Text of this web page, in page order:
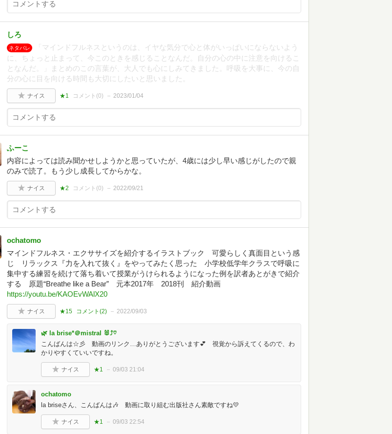
しろ
ネタバレ
「マインドフルネスというのは、イヤな気分で心と体がいっぱいにならないよう
に、ちょっと止まって、今このときを感じることなんだ。自分の心の中に注意を向けるこ
となんだ。」まとめのこの言葉が、大人でも心にしみてきました。呼吸を大事に、今の自
分の心に目を向ける時間も大切にしたいと思いました。
ナイス ★1 コメント(0) 2023/01/04
ふーこ
内容によっては読み聞かせしようかと思っていたが、4歳には少し早い感じがしたので親
のみで読了。もう少し成長してからかな。
ナイス ★2 コメント(0) 2022/09/21
ochatomo
マインドフルネス・エクササイズを紹介するイラストブック 可愛らしく真面目という感
じ リラックス『力を入れて抜く』をやってみたく思った 小学校低学年クラスで呼吸に
集中する練習を続けて落ち着いて授業がうけられるようになった例を訳者あとがきで紹介
する 原題“Breathe like a Bear” 元本2017年 2018刊 紹介動画
https://youtu.be/KAOEvWAlX20
ナイス ★15 コメント(2) 2022/09/03
🌿 la brise*＠mistral 🐰⤴︎♡
こんばんは☆彡 動画のリンク…ありがとうございます💕 視覚から訴えてくるので、わ
かりやすくていいですね。
ナイス ★1 09/03 21:04
ochatomo
la briseさん、こんばんは🎶 動画に取り組む出版社さん素敵ですね💛
ナイス ★1 09/03 22:54